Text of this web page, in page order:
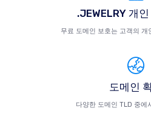
.JEWELRY 개
무료 도메인 보호는 고객의 개
도메인
다양한 도메인 TLD 중에